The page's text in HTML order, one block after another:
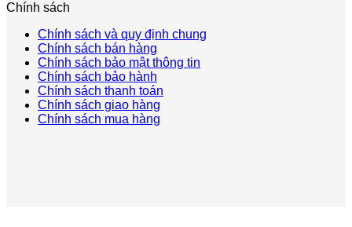
Chính sách
Chính sách và quy định chung
Chính sách bán hàng
Chính sách bảo mật thông tin
Chính sách bảo hành
Chính sách thanh toán
Chính sách giao hàng
Chính sách mua hàng